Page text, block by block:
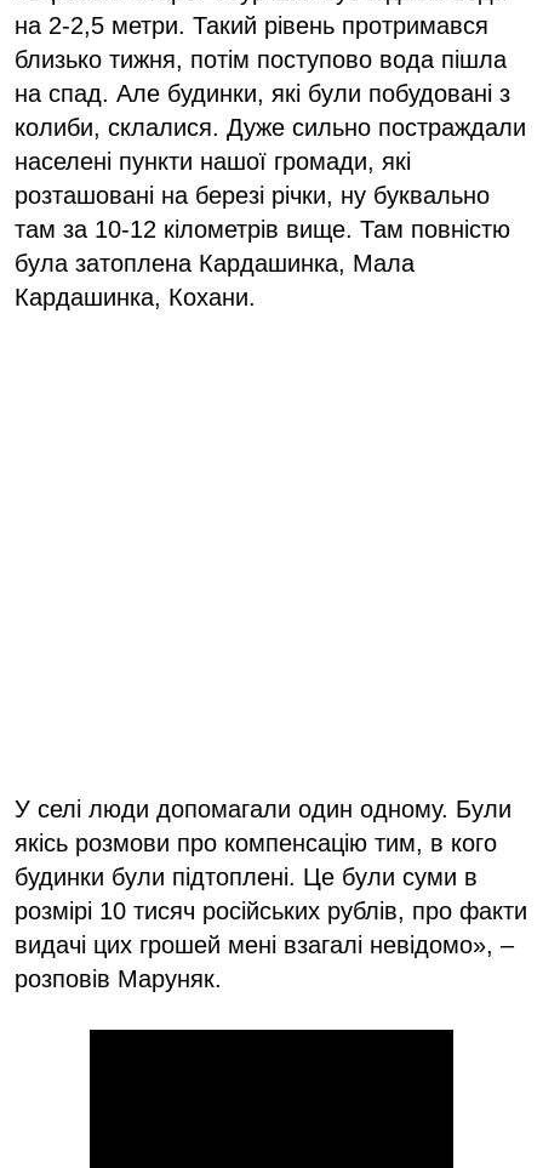
на 2-2,5 метри. Такий рівень протримався
близько тижня, потім поступово вода пішла
на спад. Але будинки, які були побудовані з
колиби, склалися. Дуже сильно постраждали
населені пункти нашої громади, які
розташовані на березі річки, ну буквально
там за 10-12 кілометрів вище. Там повністю
була затоплена Кардашинка, Мала
Кардашинка, Кохани.
У селі люди допомагали один одному. Були
якісь розмови про компенсацію тим, в кого
будинки були підтоплені. Це були суми в
розмірі 10 тисяч російських рублів, про факти
видачі цих грошей мені взагалі невідомо», –
розповів Маруняк.